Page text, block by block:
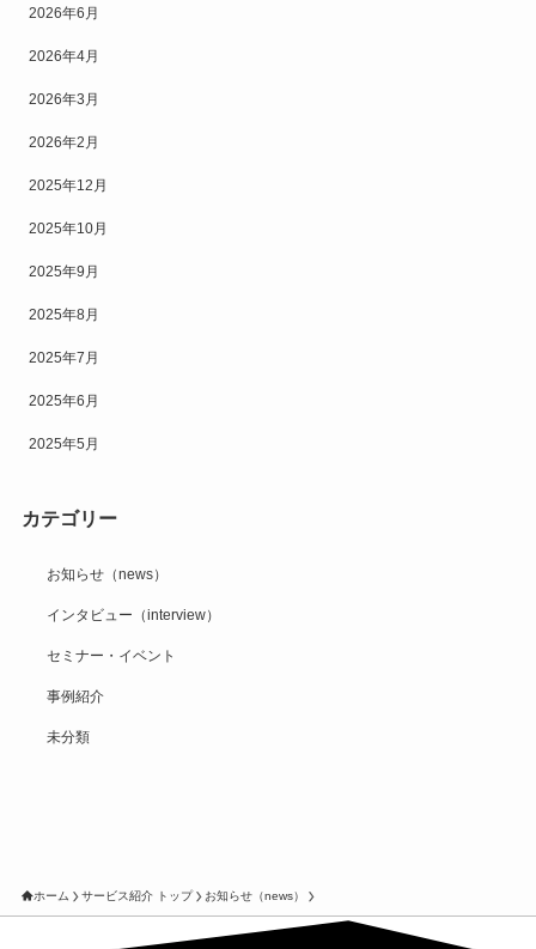
2026年6月
2026年4月
2026年3月
2026年2月
2025年12月
2025年10月
2025年9月
2025年8月
2025年7月
2025年6月
2025年5月
カテゴリー
お知らせ（news）
インタビュー（interview）
セミナー・イベント
事例紹介
未分類
ホーム サービス紹介 トップ お知らせ（news）